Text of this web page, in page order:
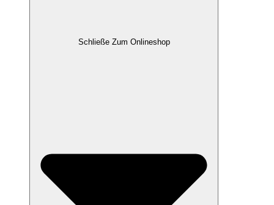
Schließe Zum Onlineshop